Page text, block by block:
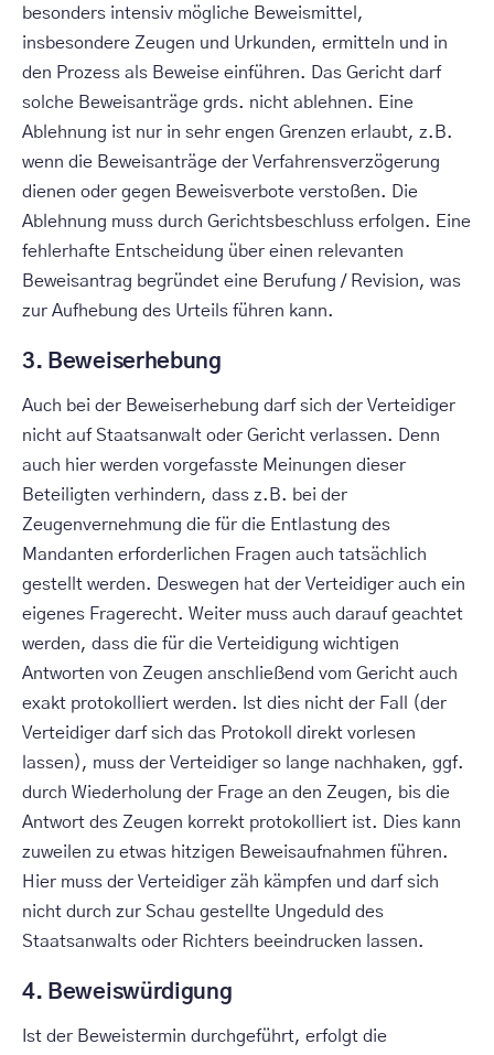
besonders intensiv mögliche Beweismittel,
insbesondere Zeugen und Urkunden, ermitteln und in
den Prozess als Beweise einführen. Das Gericht darf
solche Beweisanträge grds. nicht ablehnen. Eine
Ablehnung ist nur in sehr engen Grenzen erlaubt, z.B.
wenn die Beweisanträge der Verfahrensverzögerung
dienen oder gegen Beweisverbote verstoßen. Die
Ablehnung muss durch Gerichtsbeschluss erfolgen. Eine
fehlerhafte Entscheidung über einen relevanten
Beweisantrag begründet eine Berufung / Revision, was
zur Aufhebung des Urteils führen kann.
3. Beweiserhebung
Auch bei der Beweiserhebung darf sich der Verteidiger
nicht auf Staatsanwalt oder Gericht verlassen. Denn
auch hier werden vorgefasste Meinungen dieser
Beteiligten verhindern, dass z.B. bei der
Zeugenvernehmung die für die Entlastung des
Mandanten erforderlichen Fragen auch tatsächlich
gestellt werden. Deswegen hat der Verteidiger auch ein
eigenes Fragerecht. Weiter muss auch darauf geachtet
werden, dass die für die Verteidigung wichtigen
Antworten von Zeugen anschließend vom Gericht auch
exakt protokolliert werden. Ist dies nicht der Fall (der
Verteidiger darf sich das Protokoll direkt vorlesen
lassen), muss der Verteidiger so lange nachhaken, ggf.
durch Wiederholung der Frage an den Zeugen, bis die
Antwort des Zeugen korrekt protokolliert ist. Dies kann
zuweilen zu etwas hitzigen Beweisaufnahmen führen.
Hier muss der Verteidiger zäh kämpfen und darf sich
nicht durch zur Schau gestellte Ungeduld des
Staatsanwalts oder Richters beeindrucken lassen.
4. Beweiswürdigung
Ist der Beweistermin durchgeführt, erfolgt die